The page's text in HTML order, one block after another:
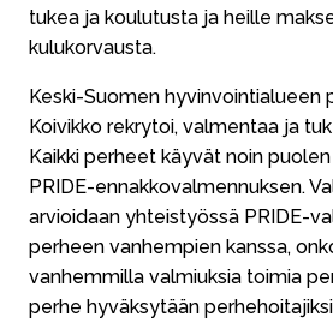
tukea ja koulutusta ja heille
kulukorvausta.
Keski-Suomen hyvinvointialueen
Koivikko rekrytoi, valmentaa ja
Kaikki perheet käyvät noin
PRIDE-ennakkovalmennuksen.
arvioidaan yhteistyössä PRIDE-
perheen vanhempien kanssa,
vanhemmilla valmiuksia toimia
perhe hyväksytään